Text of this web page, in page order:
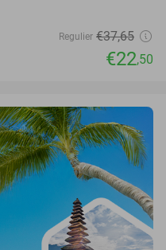
Regulier €37,65
€22,50